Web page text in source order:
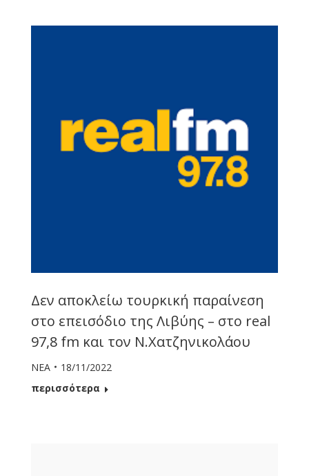
Δεν αποκλείω τουρκική παραίνεση
στο επεισόδιο της Λιβύης – στο real
97,8 fm και τον Ν.Χατζηνικολάου
ΝΕΑ
18/11/2022
περισσότερα